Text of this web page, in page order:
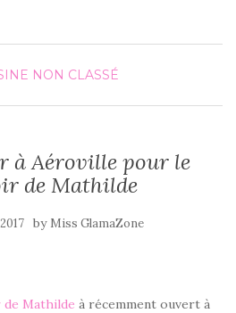
NON CLASSÉ
à Aéroville pour le
de Mathilde
by Miss GlamaZone
Mathilde à récemment ouvert à